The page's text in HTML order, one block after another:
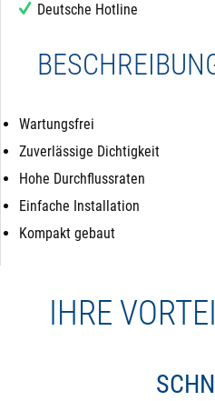
Deutsche Hotline
Wartungsfrei
Zuverlässige Dichtigkeit
Hohe Durchflussraten
Einfache Installation
Kompakt gebaut
IHRE